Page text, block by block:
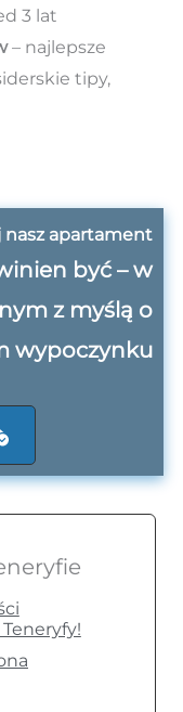
3 lat
– najlepsze
tipy,
apartament
być – w
z myślą o
wypoczynku